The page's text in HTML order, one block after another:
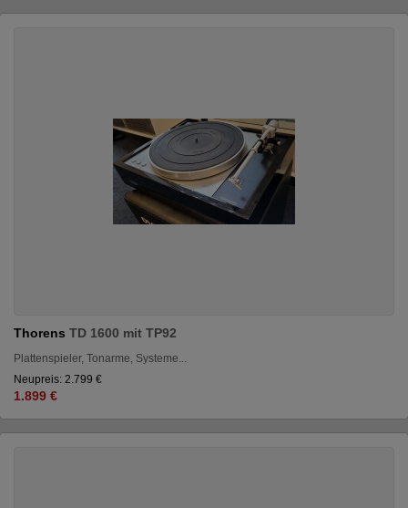
Thorens TD 1600 mit TP92
Plattenspieler, Tonarme, Systeme...
Neupreis: 2.799 €
1.899 €